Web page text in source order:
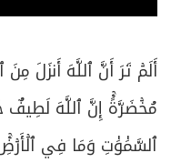
أَلَمۡ تَرَ أَنَّ ٱللَّهَ أَنزَلَ
ٱلسَّمَٰوَٰتِ وَمَا فِي